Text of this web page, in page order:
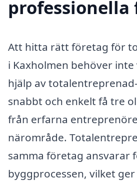
professionella
Att hitta rätt företag för
i Kaxholmen behöver
hjälp av
snabbt och enkelt få tre
från erfarna
närområde.
samma företag ansvarar
byggprocessen, vilket